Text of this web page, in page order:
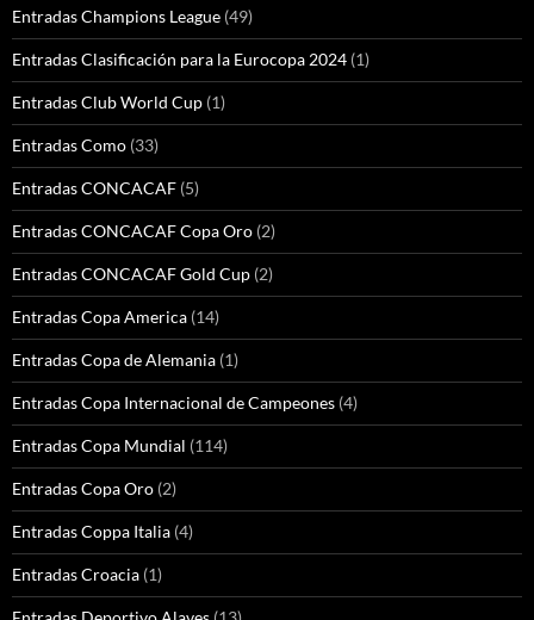
Entradas Champions League (49)
Entradas Clasificación para la Eurocopa 2024 (1)
Entradas Club World Cup (1)
Entradas Como (33)
Entradas CONCACAF (5)
Entradas CONCACAF Copa Oro (2)
Entradas CONCACAF Gold Cup (2)
Entradas Copa America (14)
Entradas Copa de Alemania (1)
Entradas Copa Internacional de Campeones (4)
Entradas Copa Mundial (114)
Entradas Copa Oro (2)
Entradas Coppa Italia (4)
Entradas Croacia (1)